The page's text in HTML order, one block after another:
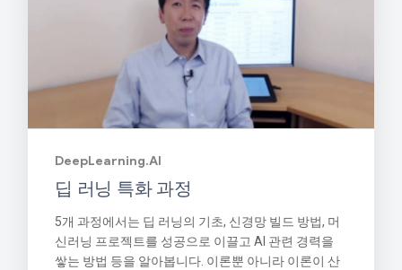
DeepLearning.AI
딥 러닝 특화 과정
5개 과정에서는 딥 러닝의 기초, 신경망 빌드 방법, 머
신러닝 프로젝트를 성공으로 이끌고 AI 관련 경력을
쌓는 방법 등을 알아봅니다. 이론뿐 아니라 이론이 산